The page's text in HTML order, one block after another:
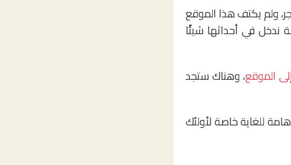
ولم يكتف هذا الموقع
ندخل في أحداثها شيئًا
الموقع، وهناك ستجد
للغاية خاصة لأولئك